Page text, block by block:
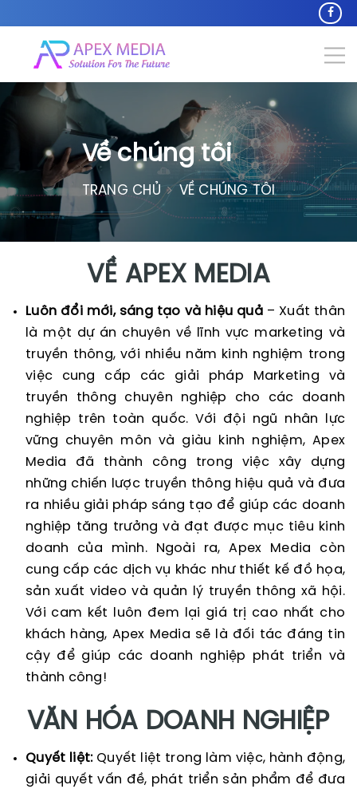
Về chúng tôi
TRANG CHỦ VỀ CHÚNG TÔI
VỀ APEX MEDIA
Luôn đổi mới, sáng tạo và hiệu quả– Xuất thân
là một dự án chuyên về lĩnh vực marketing và
truyền thông, với nhiều năm kinh nghiệm trong
việc cung cấp các giải pháp Marketing và
truyền thông chuyên nghiệp cho các doanh
nghiệp trên toàn quốc. Với đội ngũ nhân lực
vững chuyên môn và giàu kinh nghiệm, Apex
Media đã thành công trong việc xây dựng
những chiến lược truyền thông hiệu quả và đưa
ra nhiều giải pháp sáng tạo để giúp các doanh
nghiệp tăng trưởng và đạt được mục tiêu kinh
doanh của mình. Ngoài ra, Apex Media còn
cung cấp các dịch vụ khác như thiết kế đồ họa,
sản xuất video và quản lý truyền thông xã hội.
Với cam kết luôn đem lại giá trị cao nhất cho
khách hàng, Apex Media sẽ là đối tác đáng tin
cậy để giúp các doanh nghiệp phát triển và
thành công!
VĂN HÓA DOANH NGHIỆP
Quyết liệt:Quyết liệt trong làm việc, hành động,
giải quyết vấn đề, phát triển sản phẩm để đưa